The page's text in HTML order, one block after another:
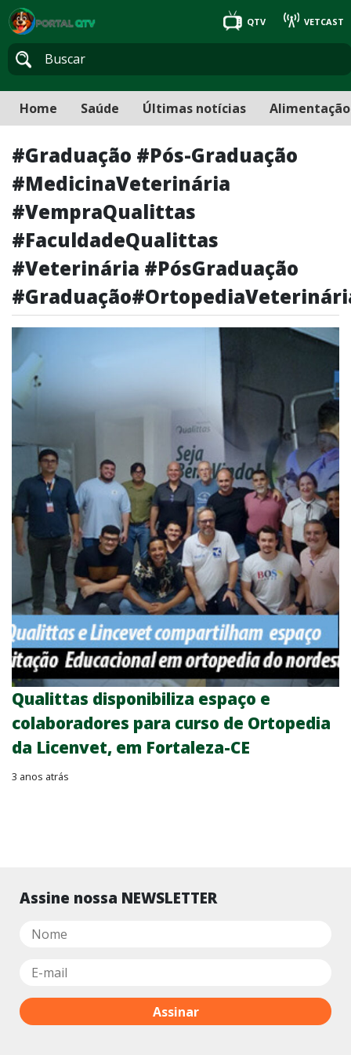
QTV VETCAST
Home Saúde Últimas notícias Alimentação
#Graduação #Pós-Graduação
#MedicinaVeterinária
#VempraQualittas
#FaculdadeQualittas
#Veterinária #PósGraduação
Qualittas disponibiliza espaço e
colaboradores para curso de Ortopedia
da Licenvet, em Fortaleza-CE
3 anos atrás
Assine nossa NEWSLETTER